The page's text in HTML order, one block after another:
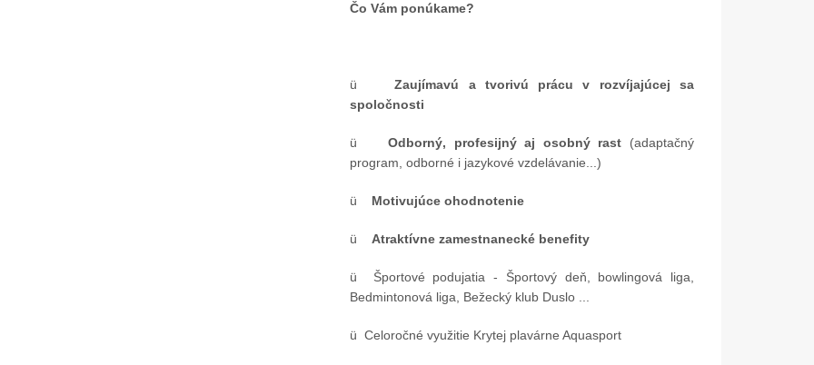
spoločnosti Duslo sa stane
Čo Vám ponúkame?
üZaujímavú a tvorivú prácu v rozvíjajúcej sa
spoločnosti
üOdborný, profesijný aj osobný rast (adaptačný
program, odborné i jazykové vzdelávanie...)
ü Motivujúce ohodnotenie
ü Atraktívne zamestnanecké benefity
ü Športové podujatia - Športový deň, bowlingová liga,
Bedmintonová liga, Bežecký klub Duslo ...
ü Celoročné využitie Krytej plavárne Aquasport